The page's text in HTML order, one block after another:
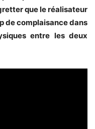
que le réalisateur
de complaisance dans
entre les deux